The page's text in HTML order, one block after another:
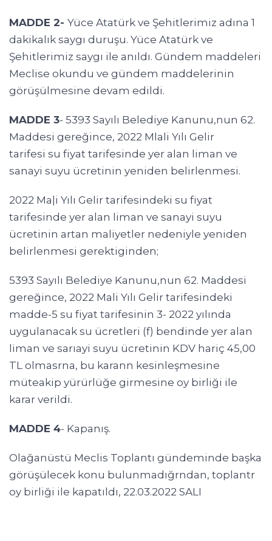
MADDE 2- Yüce Atatürk ve Şehitlerimiz adına 1
dakikalık saygı duruşu. Yüce Atatürk ve
Şehitlerimiz saygı ile anıldı. Gündem maddeleri
Meclise okundu ve gündem maddelerinin
görüşülmesine devam edildi.
MADDE 3- 5393 Sayılı Belediye Kanunu,nun 62.
Maddesi gereğince, 2022 Mlali Yılı Gelir
tarifesi su fiyat tarifesinde yer alan liman ve
sanayi suyu ücretinin yeniden belirlenmesi.
2022 Ma|i Yılı Gelir tarifesindeki su fiyat
tarifesinde yer alan liman ve sanayi suyu
ücretinin artan maliyetler nedeniyle yeniden
belirlenmesi gerektiginden;
5393 Sayılı Belediye Kanunu,nun 62. Maddesi
gereğince, 2022 Mali Yılı Gelir tarifesindeki
madde-5 su fiyat tarifesinin 3- 2022 yılında
uygulanacak su ücretleri (f) bendinde yer alan
liman ve sarıayi suyu ücretinin KDV hariç 45,00
TL olmasrna, bu karann kesinleşmesine
müteakip yürürlüğe girmesine oy birliği ile
karar verildi.
MADDE 4- Kapanış.
Olağanüstü Meclis Toplantı gündeminde başka
görüşülecek konu bulunmadığrndan, toplantr
oy birliği ile kapatıldı, 22.03.2022 SALI